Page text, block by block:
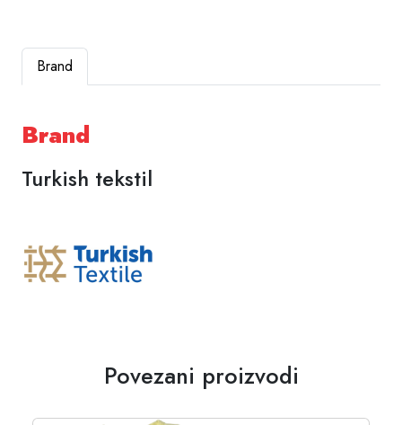
Brand
Brand
Turkish tekstil
Povezani proizvodi